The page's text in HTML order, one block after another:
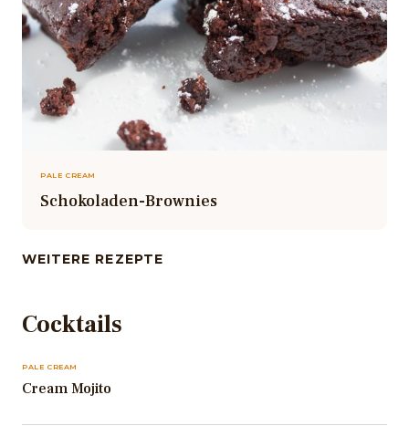
PALE CREAM
Schokoladen-Brownies
WEITERE REZEPTE
Cocktails
PALE CREAM
Cream Mojito